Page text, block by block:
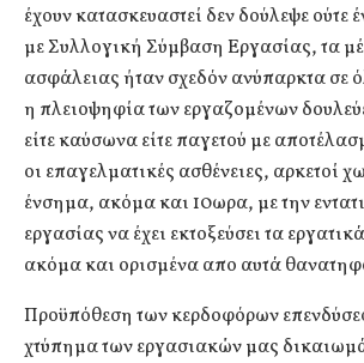
έχουν κατασκευαστεί δεν δούλεψε ούτε
με Συλλογική Σύμβαση Εργασίας, τα
ασφάλειας ήταν σχεδόν ανύπαρκτα σε
η πλειοψηφία των εργαζομένων
είτε καύσωνα είτε παγετού με
οι επαγελματικές ασθένειες, αρκετοί
ένσημα, ακόμα και 10ωρα, με την
εργασίας να έχει εκτοξεύσει τα
ακόμα και ορισμένα απο αυτά
Προϋπόθεση των κερδοφόρων
χτύπημα των εργασιακών μας